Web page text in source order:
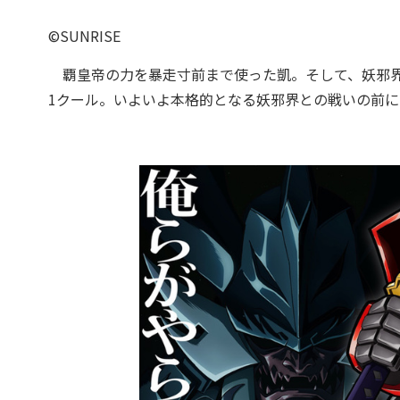
©SUNRISE
覇皇帝の力を暴走寸前まで使った凱。そして、妖
1クール。いよいよ本格的となる妖邪界との戦いの前